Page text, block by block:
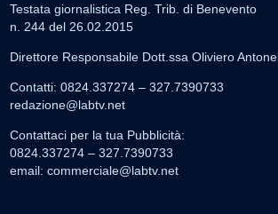
Testata giornalistica Reg. Trib. di Benevento
n. 244 del 26.02.2015
Direttore Responsabile Dott.ssa Oliviero
Contatti: 0824.337274 – 327.7390733
redazione@labtv.net
Contattaci per la tua Pubblicità:
0824.337274 – 327.7390733
email: commerciale@labtv.net